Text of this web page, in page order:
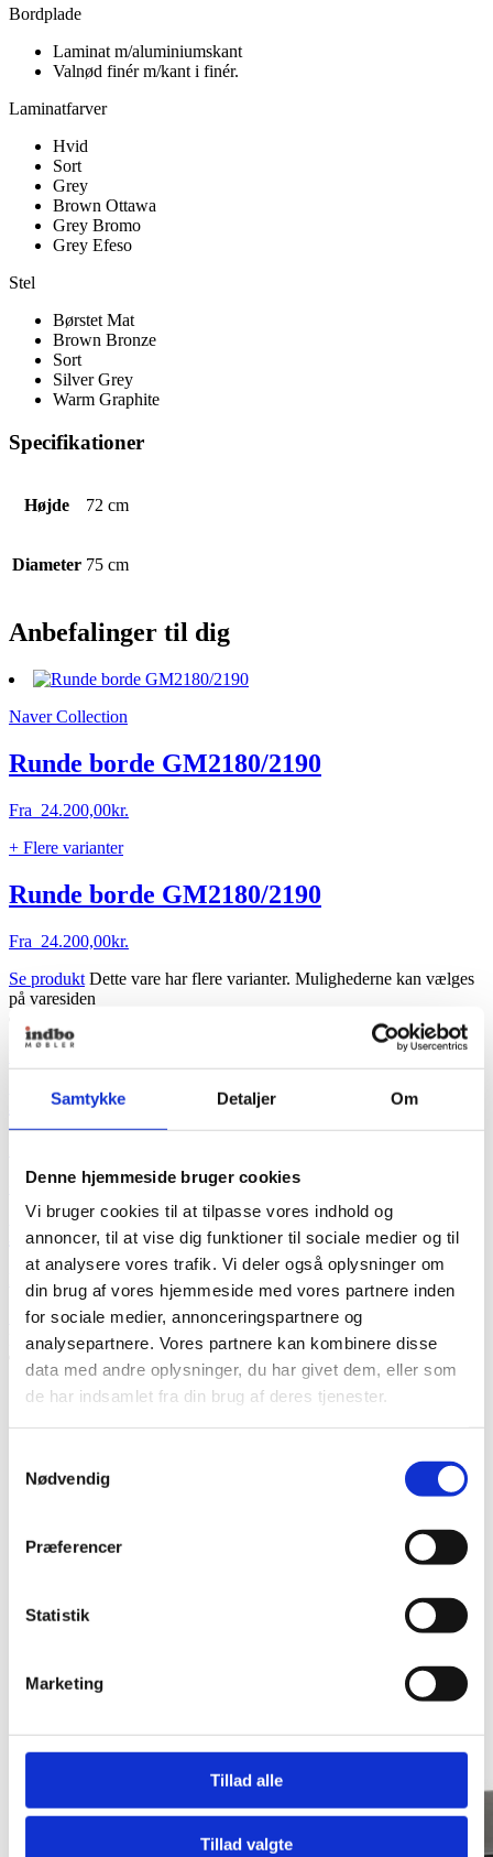
Samtykke Detaljer Om
Denne hjemmeside bruger cookies
Vi bruger cookies til at tilpasse vores indhold og
annoncer, til at vise dig funktioner til sociale medier og til
at analysere vores trafik. Vi deler også oplysninger om
din brug af vores hjemmeside med vores partnere inden
for sociale medier, annonceringspartnere og
analysepartnere. Vores partnere kan kombinere disse
data med andre oplysninger, du har givet dem, eller som
de har indsamlet fra din brug af deres tjenester.
Nødvendig
Præferencer
Statistik
Marketing
Tillad alle
Tillad valgte
Bordplade
Laminat m/aluminiumskant
Valnød finér m/kant i finér.
Laminatfarver
Hvid
Sort
Grey
Brown Ottawa
Grey Bromo
Grey Efeso
Stel
Børstet Mat
Brown Bronze
Sort
Silver Grey
Warm Graphite
Specifikationer
Højde 72 cm
Diameter 75 cm
Anbefalinger til dig
Naver Collection
Runde borde GM2180/2190
Fra 24.200,00kr.
+ Flere varianter
Runde borde GM2180/2190
Fra 24.200,00kr.
Se produkt Dette vare har flere varianter. Mulighederne kan vælges
på varesiden
HAY CPH 30 Spisebord – 200×90 cm
+ Flere varianter
HAY CPH 30 Spisebord – 200×90 cm
Fra 10.599,00
Se produkt Dette vare har flere varianter. Mulighederne kan vælges
på varesiden